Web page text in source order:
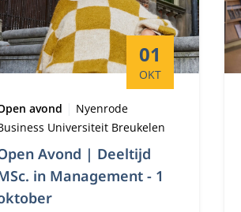
Avond | Deeltijd
in Management - 1
Startdatum:
01
OKT
avond Locatie:
Nyenrode
Universiteit Breukelen